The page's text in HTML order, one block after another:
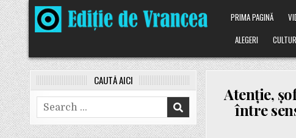
Skip
to
content
PRIMA PAGINĂ
ALEGERI
Atenție,
între
CAUTĂ AICI
Search
for: